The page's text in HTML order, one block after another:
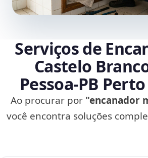
Serviços de
Castelo
Pessoa‑PB
Ao procurar por "encanador
você encontra soluções